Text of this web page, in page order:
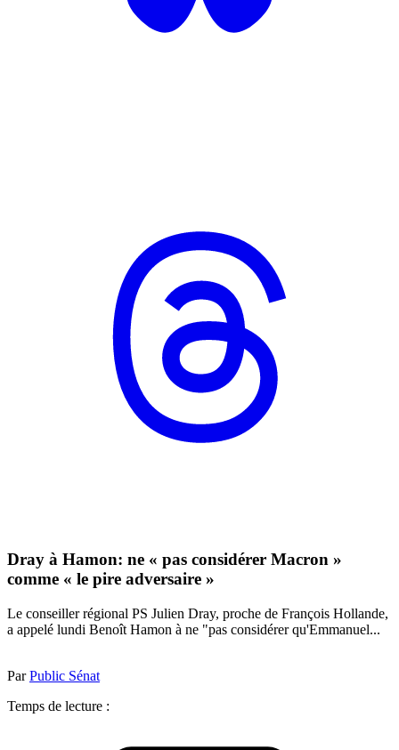
Dray à Hamon: ne « pas considérer Macron »
comme « le pire adversaire »
Le conseiller régional PS Julien Dray, proche de François Hollande,
a appelé lundi Benoît Hamon à ne "pas considérer qu'Emmanuel...
ParPublic Sénat
Temps de lecture :